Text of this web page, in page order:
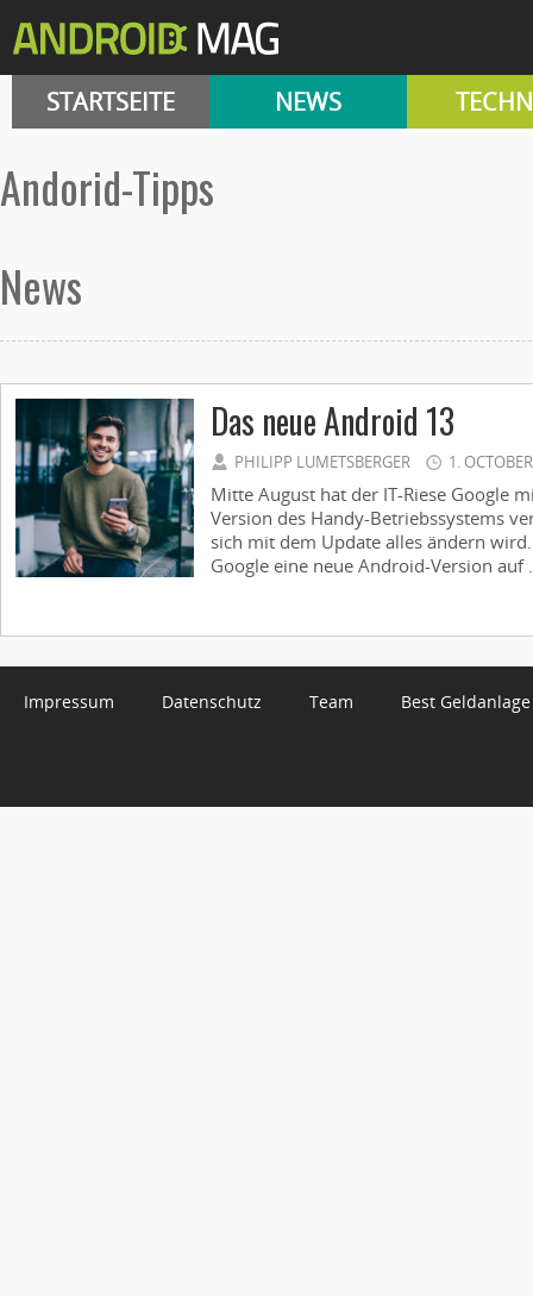
STARTSEITE NEWS
Andorid-Tipps
News
Das neue Android 13
PHILIPP LUMETSBERGER 1.
Mitte August hat der IT-Riese Google
Version des Handy-Betriebssystems
sich mit dem Update alles ändern
Google eine neue Android-Version auf
Impressum Datenschutz Team Best Geldanlage